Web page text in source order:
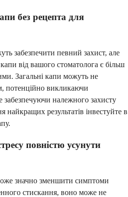
без рецепта для
забезпечити певний захист, але
від вашого стоматолога є більш
Загальні капи можуть не
потенційно викликаючи
забезпечуючи належного захисту
найкращих результатів інвестуйте в
повністю усунути
значно зменшити симптоми
стискання, воно може не